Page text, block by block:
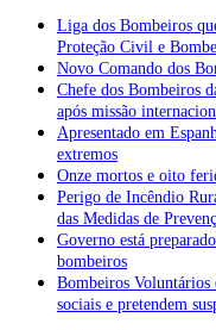
Liga dos Bombeiros
Proteção Civil e
Novo Comando dos
Chefe dos Bombeiros
após missão
Apresentado em
extremos
Onze mortos e oito
Perigo de Incêndio
das Medidas de
Governo está
bombeiros
Bombeiros Voluntários
sociais e pretendem